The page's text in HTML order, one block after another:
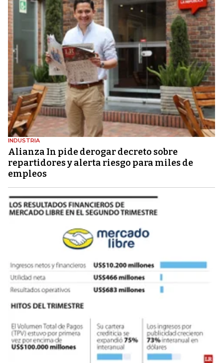
INDUSTRIA
Alianza In pide derogar decreto sobre
repartidores y alerta riesgo para miles de
empleos